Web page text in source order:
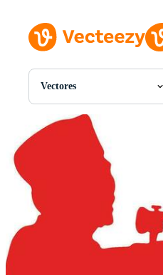
Vectores
Todas Imágenes
Fotos
Gráficos en Movimiento
Imágenes Editoriales
Eventos Editoriales